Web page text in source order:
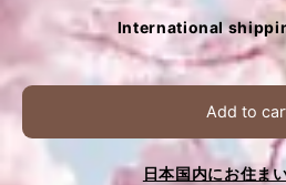
International
Add to
日本国内にお住ま